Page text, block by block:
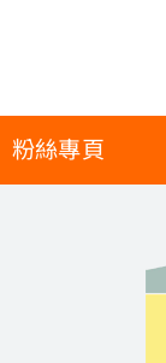
粉絲專頁